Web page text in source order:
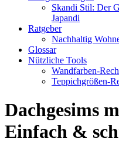
Skandi Stil: Der
Japandi
Ratgeber
Nachhaltig
Glossar
Nützliche Tools
Wandfarben-
Teppichgrößen-
Dachgesims
Einfach &